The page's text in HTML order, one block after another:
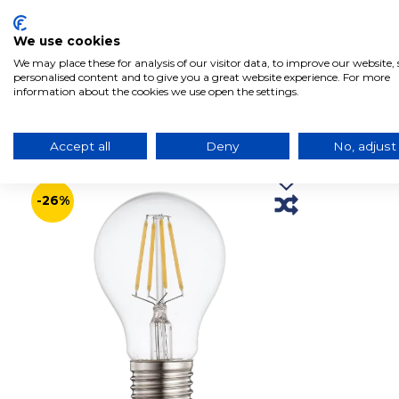
Produits liés à ce produit
-26%
We use cookies
We may place these for analysis of our visitor data, to improve our website,
personalised content and to give you a great website experience. For more
information about the cookies we use open the settings.
Accept all Deny No, adjust